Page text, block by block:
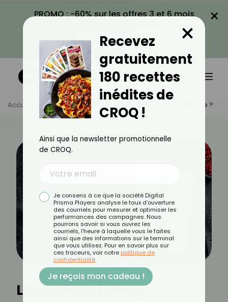
PROMO : -60% sur les offres 3 et 6 mois
VOIR LA PROMO
×
Accueil Actus Minceur Le Cabillaud Est-Il Calorique ?
Le cabillaud est-il
Recevez
gratuitement
180 recettes
inédites de
CROQ !
×
Ainsi que la newsletter promotionnelle
de CROQ.
Je consens à ce que la société Digital
Prisma Players analyse le taux d'ouverture
des courriels pour mesurer et optimiser les
performances des campagnes. Nous
pourrons savoir si vous ouvrez les
courriels, l'heure à laquelle vous le faites
ainsi que des informations sur le terminal
que vous utilisez. Pour en savoir plus sur
ces traceurs, voir notre politique de
confidentialité.
Je reçois mon cadeau !